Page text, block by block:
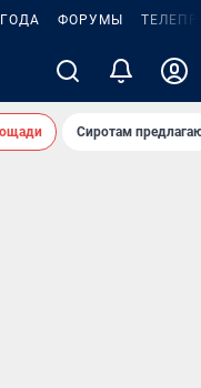
ФОРУМЫ
Сиротам